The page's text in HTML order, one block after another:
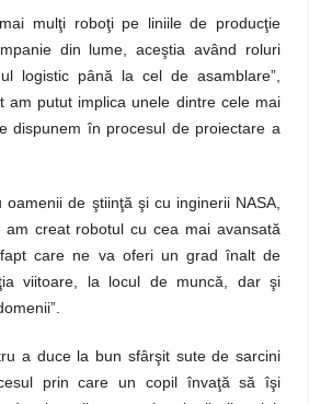
mai mulţi roboţi pe liniile de producţie
din lume, aceştia având roluri
logistic până la cel de asamblare”,
am putut implica unele dintre cele mai
dispunem în procesul de proiectare a
oamenii de ştiinţă şi cu inginerii NASA,
creat robotul cu cea mai avansată
care ne va oferi un grad înalt de
viitoare, la locul de muncă, dar şi
a duce la bun sfârşit sute de sarcini
prin care un copil învaţă să îşi